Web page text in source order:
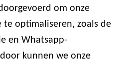
om onze
te optimaliseren, zoals de
en Whatsapp-
kunnen we onze